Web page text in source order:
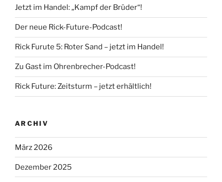
Jetzt im Handel: „Kampf der Brüder“!
Der neue Rick-Future-Podcast!
Rick Furute 5: Roter Sand – jetzt im Handel!
Zu Gast im Ohrenbrecher-Podcast!
Rick Future: Zeitsturm – jetzt erhältlich!
ARCHIV
März 2026
Dezember 2025